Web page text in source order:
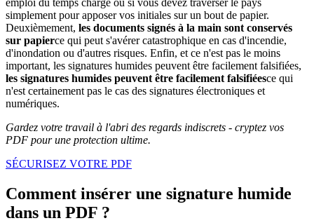
emploi du temps chargé ou si vous devez traverser le pays
simplement pour apposer vos initiales sur un bout de papier.
Deuxièmement, les documents signés à la main sont conservés
sur papierce qui peut s'avérer catastrophique en cas d'incendie,
d'inondation ou d'autres risques. Enfin, et ce n'est pas le moins
important, les signatures humides peuvent être facilement falsifiées,
les signatures humides peuvent être facilement falsifiéesce qui
n'est certainement pas le cas des signatures électroniques et
numériques.
Gardez votre travail à l'abri des regards indiscrets - cryptez vos
PDF pour une protection ultime.
SÉCURISEZ VOTRE PDF
Comment insérer une signature humide
dans un PDF ?